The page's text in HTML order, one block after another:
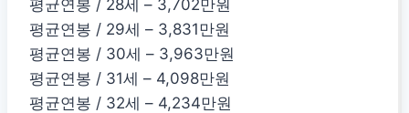
평균연봉 / 28세 – 3,702만원
평균연봉 / 29세 – 3,831만원
평균연봉 / 30세 – 3,963만원
평균연봉 / 31세 – 4,098만원
평균연봉 / 32세 – 4,234만원